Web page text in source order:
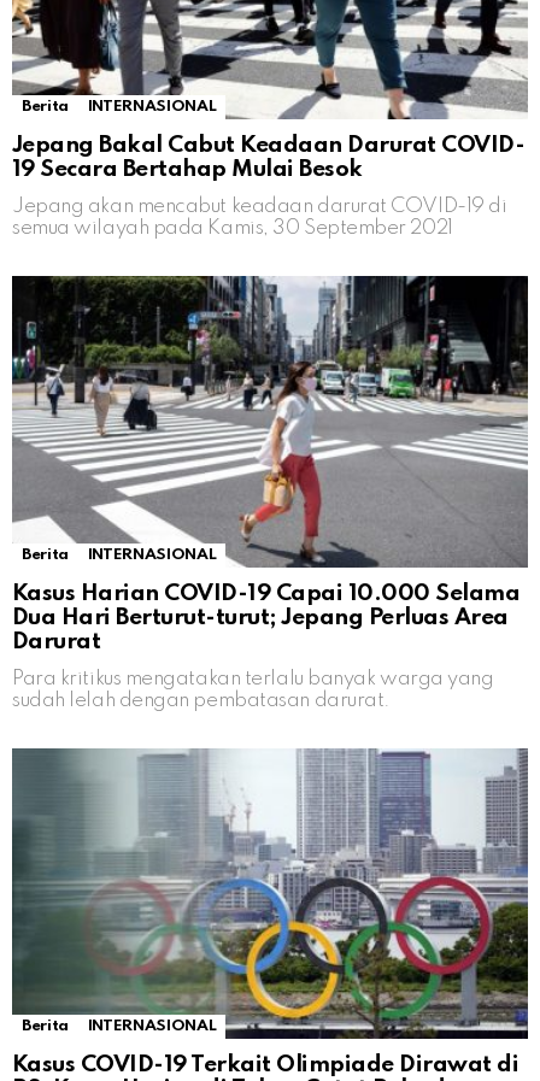
Berita INTERNASIONAL
Jepang Bakal Cabut Keadaan Darurat COVID-
19 Secara Bertahap Mulai Besok
Jepang akan mencabut keadaan darurat COVID-19 di
semua wilayah pada Kamis, 30 September 2021
Berita INTERNASIONAL
Kasus Harian COVID-19 Capai 10.000 Selama
Dua Hari Berturut-turut; Jepang Perluas Area
Darurat
Para kritikus mengatakan terlalu banyak warga yang
sudah lelah dengan pembatasan darurat.
Berita INTERNASIONAL
Kasus COVID-19 Terkait Olimpiade Dirawat di